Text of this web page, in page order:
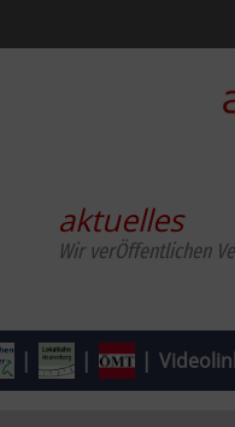
aktuelles
Wir verÖffentlichen
| | |